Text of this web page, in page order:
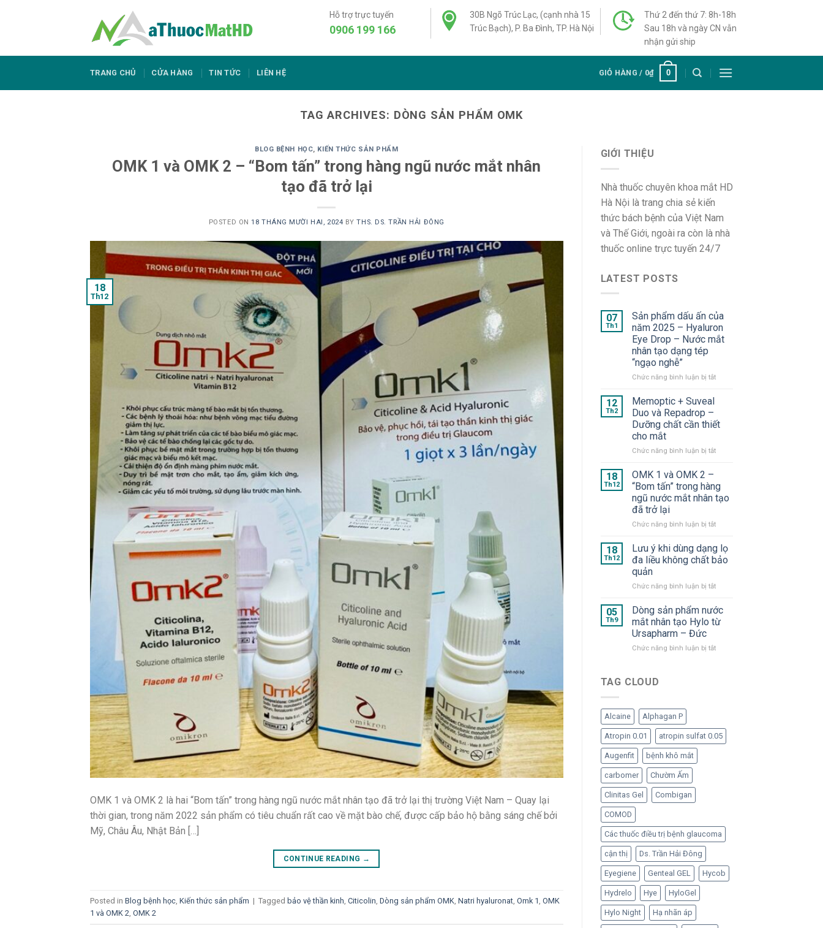
Hỗ trợ trực tuyến
0906 199 166
30B Ngõ Trúc Lạc, (cạnh nhà 15
Trúc Bạch), P. Ba Đình, TP. Hà Nội
Thứ 2 đến thứ 7: 8h-18h
Sau 18h và ngày CN vẫn
nhận gửi ship
TRANG CHỦ CỬA HÀNG TIN TỨC LIÊN HỆ GIỎ HÀNG / 0₫ 0
TAG ARCHIVES: DÒNG SẢN PHẨM OMK
BLOG BỆNH HỌC, KIẾN THỨC SẢN PHẨM
OMK 1 và OMK 2 – “Bom tấn” trong hàng ngũ nước mắt nhân
tạo đã trở lại
POSTED ON18 THÁNG MƯỜI HAI, 2024 BYTHS. DS. TRẦN HẢI ĐÔNG
18
Th12
OMK 1 và OMK 2 là hai “Bom tấn” trong hàng ngũ nước mắt nhân tạo đã trở lại thị trường Việt Nam – Quay lại
thời gian, trong năm 2022 sản phẩm có tiêu chuẩn rất cao về mặt bào chế, được cấp bảo hộ bằng sáng chế bởi
Mỹ, Châu Âu, Nhật Bản […]
CONTINUE READING →
Posted in Blog bệnh học Kiến thức sản phẩm | Tagged bảo vệ thần kinh Citicolin Dòng sản phẩm OMK Natri hyaluronat Omk 1 OMK
1 và OMK 2 OMK 2
GIỚI THIỆU
Nhà thuốc chuyên khoa mắt HD
Hà Nội là trang chia sẻ kiến
thức bách bệnh của Việt Nam
và Thế Giới, ngoài ra còn là nhà
thuốc online trực tuyến 24/7
LATEST POSTS
07
Th1
Sản phẩm dấu ấn của
năm 2025 – Hyaluron
Eye Drop – Nước mắt
nhân tạo dạng tép
“ngạo nghễ”
Chức năng bình luận bị tắtở
ấn
của
2025
Drop
–
mắt
tạo
dạng
tép
nghễ”
12
Th2
Memoptic + Suveal
Duo và Repadrop –
Dưỡng chất cần thiết
cho mắt
Chức năng bình luận bị tắtở
Duo
và
–
chất
cần
thiết
mắt
18
Th12
OMK 1 và OMK 2 –
“Bom tấn” trong hàng
ngũ nước mắt nhân tạo
đã trở lại
Chức năng bình luận bị tắtở
1
và
OMK
–
tấn”
trong
nước
18
Th12
Lưu ý khi dùng dạng lọ
đa liều không chất bảo
quản
Chức năng bình luận bị tắtở
ý
khi
dùng
lọ
05
Th9
Dòng sản phẩm nước
mắt nhân tạo Hylo từ
Ursapharm – Đức
Chức năng bình luận bị tắtở
Hylo
TAG CLOUD
Alcaine Alphagan P
Atropin 0.01 atropin sulfat 0.05
Augenfit bệnh khô mắt
carbomer Chườm Ấm
Clinitas Gel Combigan
COMOD
Các thuốc điều trị bệnh glaucoma
cận thị Ds. Trần Hải Đông
Eyegiene Genteal GEL Hycob
Hydrelo Hye HyloGel
Hylo Night Hạ nhãn áp